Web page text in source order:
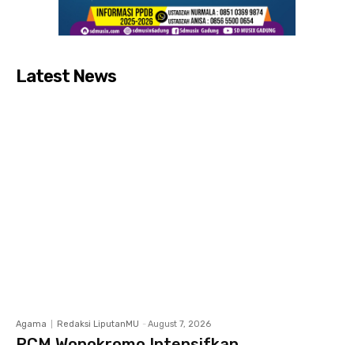
Latest News
Agama Redaksi LiputanMU - August 7, 2026